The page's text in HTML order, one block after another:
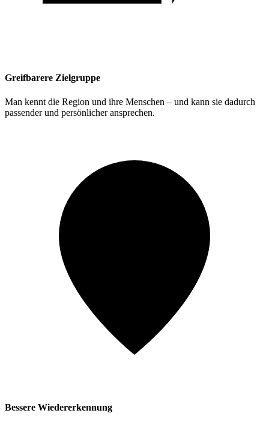
Greifbarere Zielgruppe
Man kennt die Region und ihre Menschen – und kann sie dadurch
passender und persönlicher ansprechen.
Bessere Wiedererkennung